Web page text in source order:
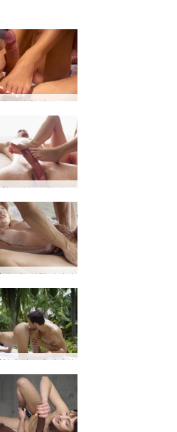
우리의 첫 섹스 테이프
창의적인 수탉 마사지
에로틱 비치 마사지
열대 탄트라 마사지